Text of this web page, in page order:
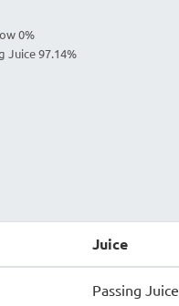
0%
Juice 97.14%
Juice
Passing Juice